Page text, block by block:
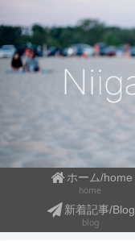
ホーム/home
home
新着記事/Blog
blog